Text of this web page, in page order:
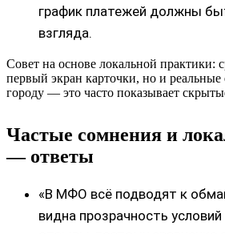
график платежей должны
взгляда.
Совет на основе локальной практики:
первый экран карточки, но и
городу — это часто показывает
Частые сомнения и
— ответы
«В МФО всё подводят к
видна прозрачность